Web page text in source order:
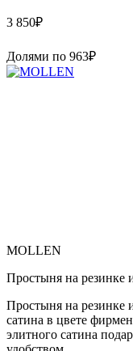
3 850₽
Долями по 963₽
MOLLEN
Простыня на резинке
Простыня на резинке
сатина в цвете
элитного сатина